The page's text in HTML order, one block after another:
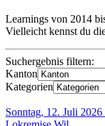
Learnings von 2014
Vielleicht kennst du
Suchergebnis filtern:
Kanton
Kategorien
Sonntag, 12. Juli